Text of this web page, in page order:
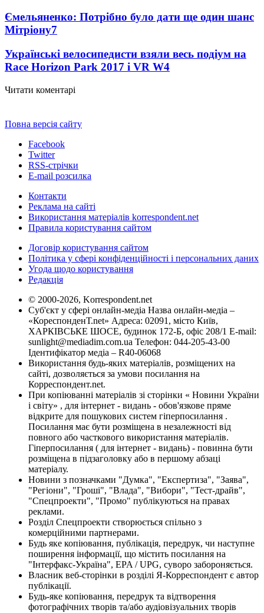
Ємельяненко: Потрібно було дати ще один шанс
Мітріону7
Українські велосипедисти взяли весь подіум на
Race Horizon Park 2017 і VR W4
Читати коментарі
Повна версія сайту
Facebook
Twitter
RSS-стрічки
E-mail розсилка
Контакти
Реклама на сайті
Використання матеріалів korrespondent.net
Правила користування сайтом
Договір користування сайтом
Політика у сфері конфіденційності і персональних даних
Угода щодо користування
Редакція
© 2000-2026, Korrespondent.net
Суб'єкт у сфері онлайн-медіа Назва онлайн-медіа –
«КореспонденТ.net» Адреса: 02091, місто Київ,
ХАРКІВСЬКЕ ШОСЕ, будинок 172-Б, офіс 208/1 E-mail:
sunlight@mediadim.com.ua Телефон: 044-205-43-00
Ідентифікатор медіа – R40-06068
Використання будь-яких матеріалів, розміщених на
сайті, дозволяється за умови посилання на
Корреспондент.net.
При копіюванні матеріалів зі сторінки « Новини України
і світу» , для інтернет - видань - обов'язкове пряме
відкрите для пошукових систем гіперпосилання .
Посилання має бути розміщена в незалежності від
повного або часткового використання матеріалів.
Гіперпосилання ( для інтернет - видань) - повинна бути
розміщена в підзаголовку або в першому абзаці
матеріалу.
Новини з позначками "Думка", "Експертиза", "Заява",
"Регіони", "Гроші", "Влада", "Вибори", "Тест-драйв",
"Спецпроекти", "Промо" публікуються на правах
реклами.
Розділ Спецпроекти створюється спільно з
комерційними партнерами.
Будь яке копіювання, публікація, передрук, чи наступне
поширення інформації, що містить посилання на
"Інтерфакс-Україна", EPA / UPG, суворо забороняється.
Власник веб-сторінки в розділі Я-Корреспондент є автор
публікації.
Будь-яке копіювання, передрук та відтворення
фотографічних творів та/або аудіовізуальних творів